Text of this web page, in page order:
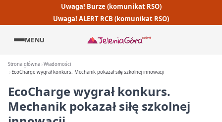
Uwaga! Burze (komunikat RSO)
Uwaga! ALERT RCB (komunikat RSO)
MENU
Strona główna Wiadomości
EcoCharge wygrał konkurs. Mechanik pokazał siłę szkolnej innowacji
EcoCharge wygrał konkurs.
Mechanik pokazał siłę szkolnej